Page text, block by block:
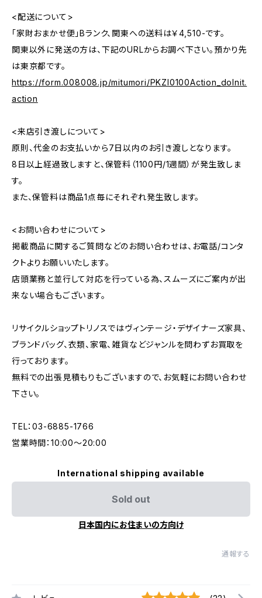
<配送について>
「家財おまかせ便」Bランク、関東への送料は￥4,510-です。
関東以外に発送の方は、下記のURLからお調べ下さい。預かり先
は東京都です。
https://form.008008.jp/mitumori/PKZI0100Action_doInit.
action
<来店引き渡しについて>
原則、代金のお支払いから7日以内のお引き渡しとなります。
8日以上経過致しますと、保管料（1100円/1週間）が発生致しま
す。
また、保管料は商品1点毎にそれぞれ発生致します。
<お問い合わせについて>
掲載商品に関するご質問などのお問い合わせは、お電話/コンタ
クトよりお願いいたします。
店頭業務と並行して対応を行っている為、スムーズにご案内が出
来ない場合もございます。
リサイクルショップトリノスではヴィンテージ・デザイナーズ家具、
ブランドバッグ、衣類、家電、雑貨などジャンルを問わずお買取を
行っております。
無料での出張見積もりもございますので、お気軽にお問い合わせ
下さい。
TEL：03-6885-1766
営業時間：10:00〜20:00
International shipping available
Sold out
日本国内にお住まいの方向け
通報する